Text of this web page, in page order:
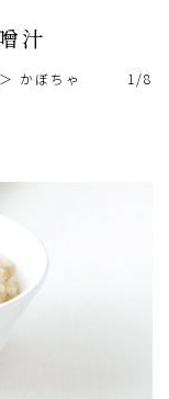
汁
＞ かぼちゃ 1/8